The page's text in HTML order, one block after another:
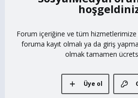
Forum içeriğine ve tüm
foruma kayıt olmalı ya da giriş
olmak tamamen
Üye ol